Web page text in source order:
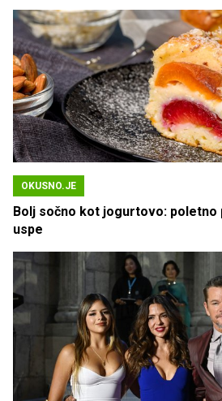
OKUSNO.JE
Bolj sočno kot jogurtovo: poletno
uspe